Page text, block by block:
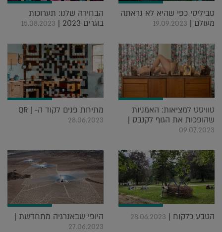
טביליסי כפי שהיא לא נראתה
מעולם | 19.09.2023
הבחירה שלנו: תערוכות
בוגרים 2023 |
15.08.2023
טוויסט למציאות: האמניות
שהופכות את הגוף לקנבס |
09.07.2023
מתיחת פנים לקוד ה- QR |
28.06.2023
הטבע כלקוח | 28.06.2023 היופי שבאנרגיה מתחדשת |
27.06.2023